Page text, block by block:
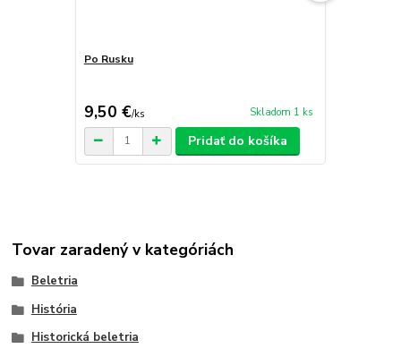
Po Rusku
9,50 €/ks Skladom 1 ks
Pridať do košíka
Tovar zaradený v kategóriách
Beletria
História
Historická beletria